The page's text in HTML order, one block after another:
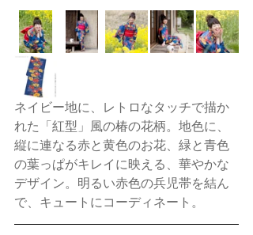
ネイビー地に、レトロなタッチで描か
れた「紅型」風の椿の花柄。地色に、
縦に連なる赤と黄色のお花、緑と青色
の葉っぱがキレイに映える、華やかな
デザイン。明るい赤色の兵児帯を結ん
で、キュートにコーディネート。